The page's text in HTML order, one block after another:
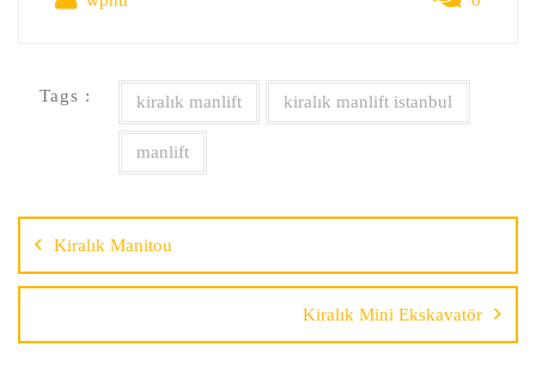
Tags : kiralık manlift kiralık manlift istanbul
manlift
Kiralık Manitou
Kiralık Mini Ekskavatör